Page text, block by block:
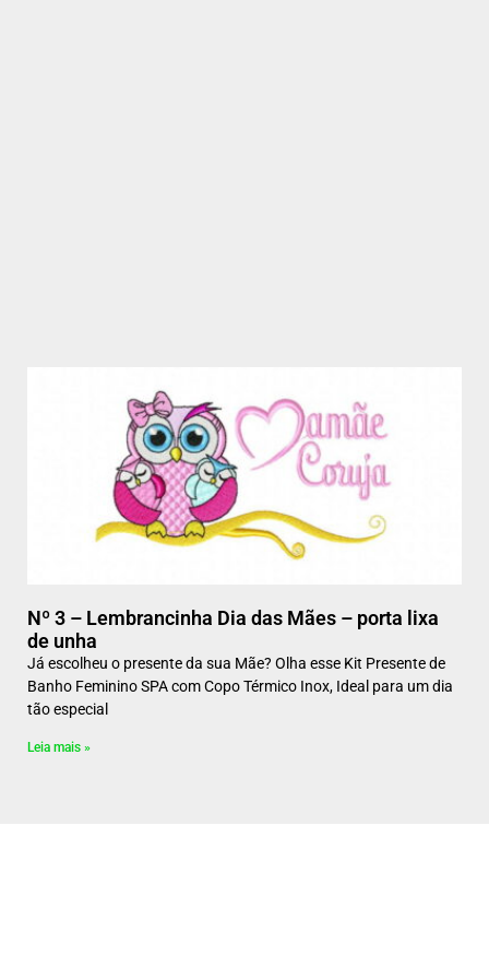
Nº 3 – Lembrancinha Dia das Mães – porta lixa
de unha
Já escolheu o presente da sua Mãe? Olha esse Kit Presente de
Banho Feminino SPA com Copo Térmico Inox, Ideal para um dia
tão especial
Leia mais »